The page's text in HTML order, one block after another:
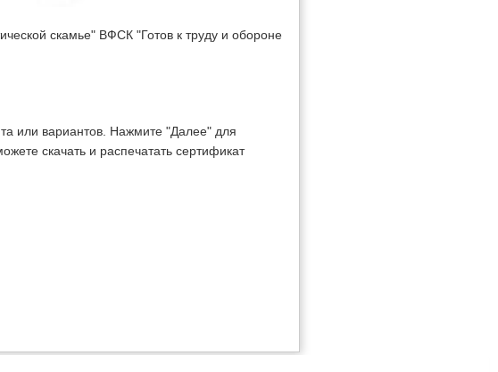
скамье" ВФСК "Готов к труду и обороне
или вариантов. Нажмите "Далее" для
скачать и распечатать сертификат